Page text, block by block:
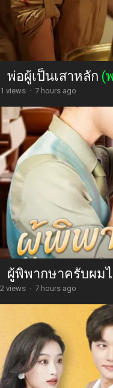
พ่อผู้เป็นเสาหลัก (
1 views · 7 hours ago
ผู้พิพากษาครับผมไ
2 views · 7 hours ago